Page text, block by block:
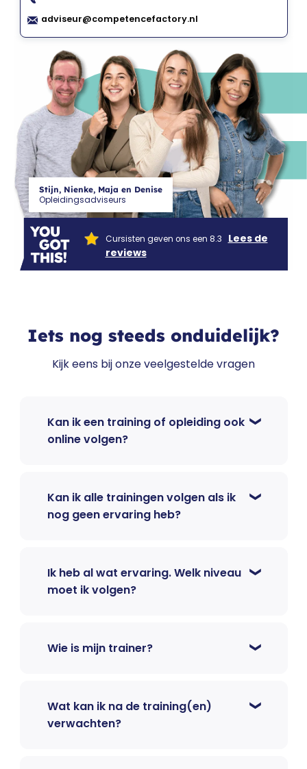
adviseur@competencefactory.nl
CF
Stijn, Nienke, Maja en Denise
Opleidingsadviseurs
Cursisten geven ons een 8.3
Lees de
reviews
Iets nog steeds onduidelijk?
Kijk eens bij onze veelgestelde vragen
Kan ik een training of opleiding ook
online volgen?
Kan ik alle trainingen volgen als ik
nog geen ervaring heb?
Ik heb al wat ervaring. Welk niveau
moet ik volgen?
Wie is mijn trainer?
Wat kan ik na de training(en)
verwachten?